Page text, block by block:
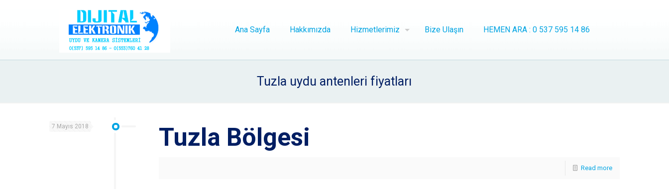
Ana Sayfa Hakkımızda Hizmetlerimiz Bize Ulaşın HEMEN ARA : 0 537 595 14 86
Tuzla uydu antenleri fiyatları
7 Mayıs 2018 Tuzla Bölgesi
Read more